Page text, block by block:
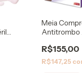
Meia
Antitrombo
R$155,00
R$147,25